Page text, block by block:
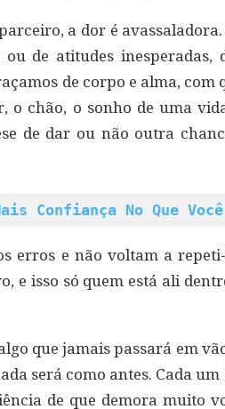
a dor é
de atitudes inesperadas,
de corpo e alma, com
o chão, o sonho de uma
de dar ou não outra
Confiança No Que
erros e não voltam a
e isso só quem está ali
que jamais passará em
será como antes. Cada
de que demora muito